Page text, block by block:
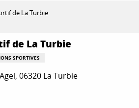
de La Turbie
de La Turbie
SPORTIVES
06320 La Turbie
favoris